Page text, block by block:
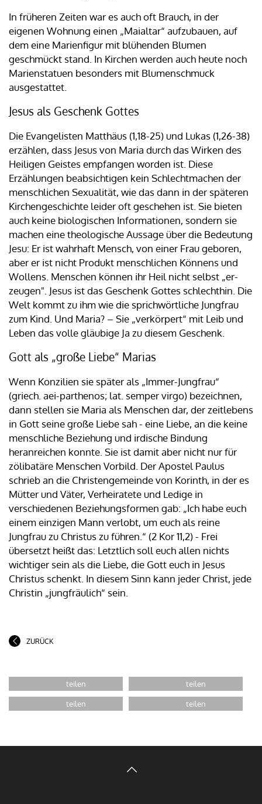
In früheren Zeiten war es auch oft Brauch, in der
eigenen Wohnung einen „Maialtar“ aufzubauen, auf
dem eine Marienfigur mit blühenden Blumen
geschmückt stand. In Kirchen werden auch heute noch
Marienstatuen besonders mit Blumenschmuck
ausgestattet.
Jesus als Geschenk Gottes
Die Evangelisten Matthäus (1,18-25) und Lukas (1,26-38)
erzählen, dass Jesus von Maria durch das Wirken des
Heiligen Geistes empfangen worden ist. Diese
Erzählungen beabsichtigen kein Schlechtmachen der
menschlichen Sexualität, wie das dann in der späteren
Kirchengeschichte leider oft geschehen ist. Sie bieten
auch keine biologischen Informationen, sondern sie
machen eine theologische Aussage über die Bedeutung
Jesu: Er ist wahrhaft Mensch, von einer Frau geboren,
aber er ist nicht Produkt menschlichen Könnens und
Wollens. Menschen können ihr Heil nicht selbst „er-
zeugen". Jesus ist das Geschenk Gottes schlechthin. Die
Welt kommt zu ihm wie die sprichwörtliche Jungfrau
zum Kind. Und Maria? – Sie „verkörpert“ mit Leib und
Leben das volle gläubige Ja zu diesem Geschenk.
Gott als „große Liebe“ Marias
Wenn Konzilien sie später als „Immer-Jungfrau“
(griech. aei-parthenos; lat. semper virgo) bezeichnen,
dann stellen sie Maria als Menschen dar, der zeitlebens
in Gott seine große Liebe sah - eine Liebe, an die keine
menschliche Beziehung und irdische Bindung
heranreichen konnte. Sie ist damit aber nicht nur für
zölibatäre Menschen Vorbild. Der Apostel Paulus
schrieb an die Christengemeinde von Korinth, in der es
Mütter und Väter, Verheiratete und Ledige in
verschiedenen Beziehungsformen gab: „Ich habe euch
einem einzigen Mann verlobt, um euch als reine
Jungfrau zu Christus zu führen.“ (2 Kor 11,2) - Frei
übersetzt heißt das: Letztlich soll euch allen nichts
wichtiger sein als die Liebe, die Gott euch in Jesus
Christus schenkt. In diesem Sinn kann jeder Christ, jede
Christin „jungfräulich“ sein.
ZURÜCK